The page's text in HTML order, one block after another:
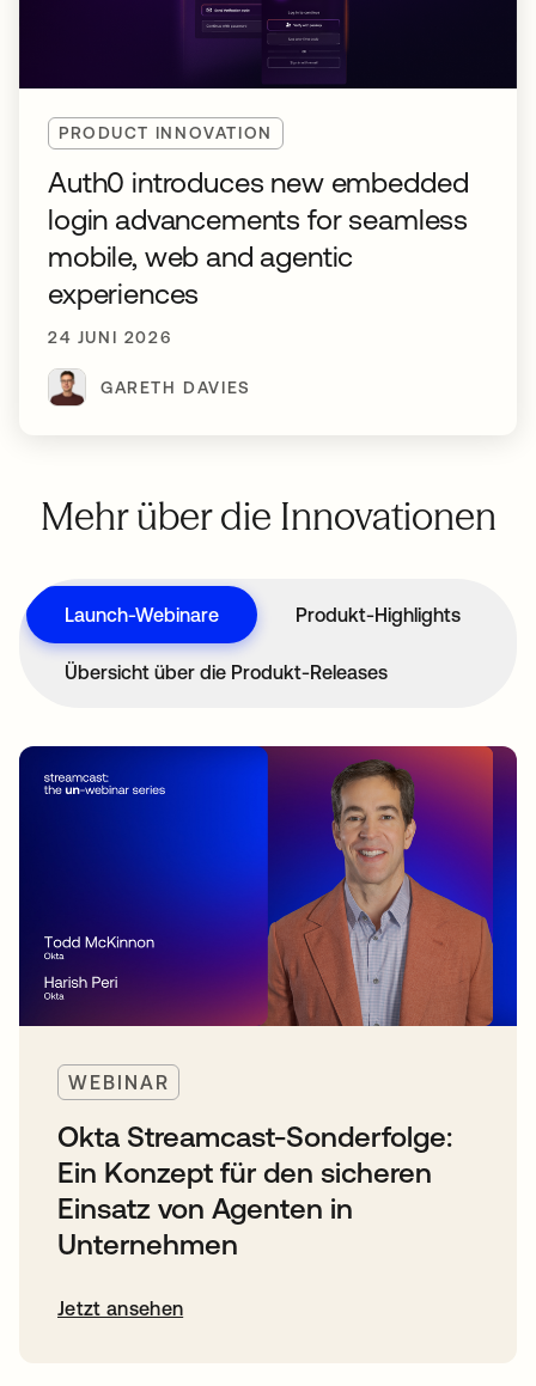
PRODUCT INNOVATION
Auth0 introduces new embedded
login advancements for seamless
mobile, web and agentic
experiences
24 JUNI 2026
GARETH DAVIES
Mehr über die Innovationen
Launch-Webinare Produkt-Highlights
Übersicht über die Produkt-Releases
WEBINAR
Okta Streamcast-Sonderfolge:
Ein Konzept für den sicheren
Einsatz von Agenten in
Unternehmen
Jetzt ansehen